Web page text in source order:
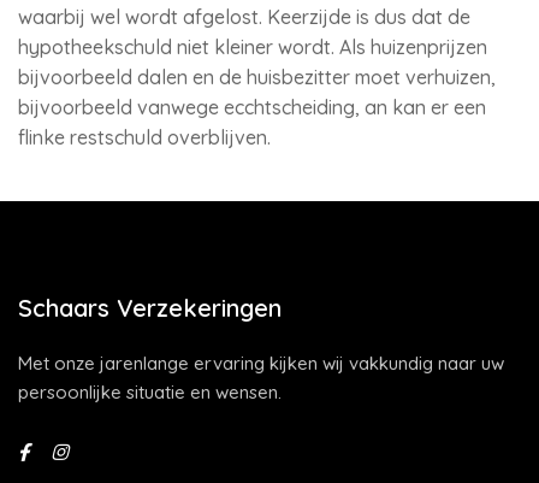
waarbij wel wordt afgelost. Keerzijde is dus dat de
hypotheekschuld niet kleiner wordt. Als huizenprijzen
bijvoorbeeld dalen en de huisbezitter moet verhuizen,
bijvoorbeeld vanwege ecchtscheiding, an kan er een
flinke restschuld overblijven.
Schaars Verzekeringen
Met onze jarenlange ervaring kijken wij vakkundig naar uw
persoonlijke situatie en wensen.